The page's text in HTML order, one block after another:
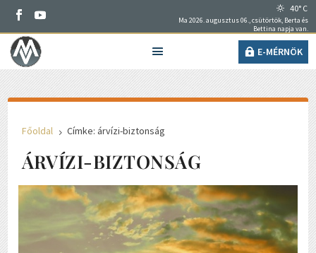
40° C
Ma 2026. augusztus 06., csütörtök, Berta és
Bettina napja van.
E-MÉRNÖK
Főoldal 5 Címke: árvízi-biztonság
ÁRVÍZI-BIZTONSÁG